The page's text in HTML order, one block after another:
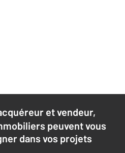
et vendeur,
peuvent vous
dans vos projets